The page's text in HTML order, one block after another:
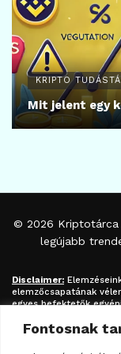
Fontosnak
KRIPTO
Mit jelent egy
© 2026 Kriptotárca
legújabb
Disclaimer:
elemzőcsapatának
egyes befektetők
befektetési
kriptovaluta / token /
eladására vonatkozó